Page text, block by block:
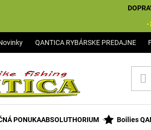
-
QANTICA RYBÁRSKE PREDAJNE
PONUKAABSOLUTHORIUM Boilies